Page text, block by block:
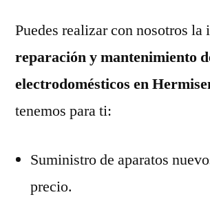
Puedes realizar con nosotros la
reparación y mantenimiento
electrodomésticos en
tenemos para ti:
Suministro de aparatos
precio.